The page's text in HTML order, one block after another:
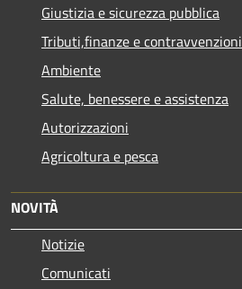
Giustizia e sicurezza pubblica
Tributi,finanze e contravvenzioni
Ambiente
Salute, benessere e assistenza
Autorizzazioni
Agricoltura e pesca
NOVITÀ
Notizie
Comunicati